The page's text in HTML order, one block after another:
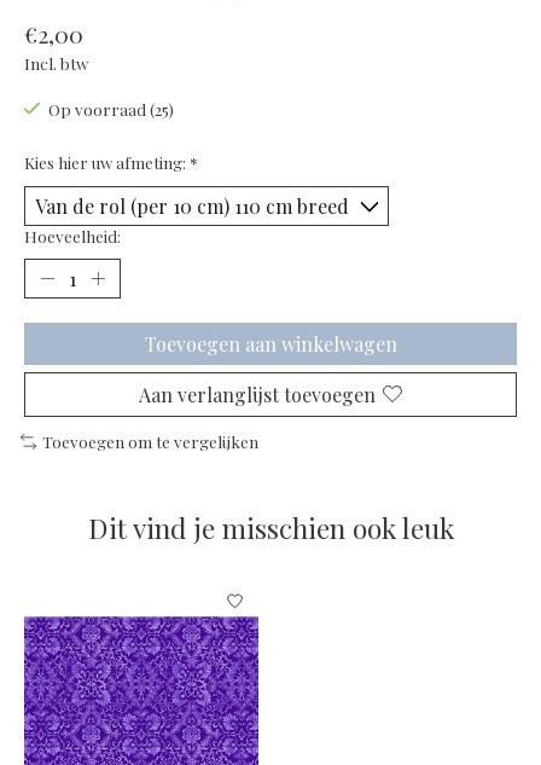
€2,00
Incl. btw
Op voorraad (25)
Kies hier uw afmeting: *
Hoeveelheid:
Toevoegen aan winkelwagen
Aan verlanglijst toevoegen
Toevoegen om te vergelijken
Dit vind je misschien ook leuk
Items van productcarrousel